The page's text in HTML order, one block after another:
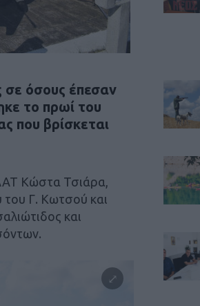
σε όσους έπεσαν
το πρωί του
που βρίσκεται
Κώστα Τσιάρα,
Γ. Κωτσού και
και